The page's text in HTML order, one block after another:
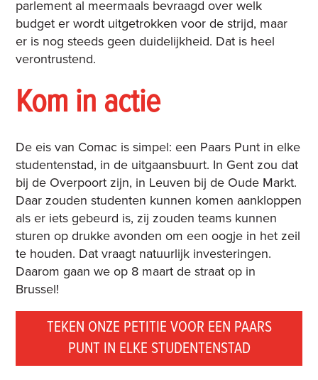
parlement al meermaals bevraagd over welk
budget er wordt uitgetrokken voor de strijd, maar
er is nog steeds geen duidelijkheid. Dat is heel
verontrustend.
Kom in actie
De eis van Comac is simpel: een Paars Punt in elke
studentenstad, in de uitgaansbuurt. In Gent zou dat
bij de Overpoort zijn, in Leuven bij de Oude Markt.
Daar zouden studenten kunnen komen aankloppen
als er iets gebeurd is, zij zouden teams kunnen
sturen op drukke avonden om een oogje in het zeil
te houden. Dat vraagt natuurlijk investeringen.
Daarom gaan we op 8 maart de straat op in
Brussel!
TEKEN ONZE PETITIE VOOR EEN PAARS
PUNT IN ELKE STUDENTENSTAD